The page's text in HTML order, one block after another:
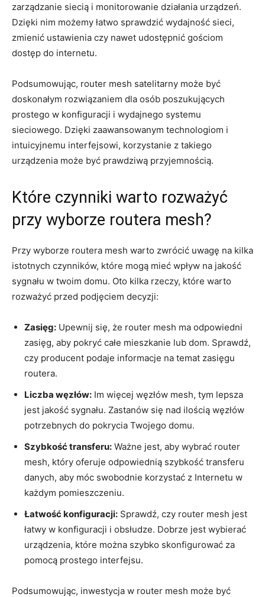
zarządzanie siecią i monitorowanie działania urządzeń.
Dzięki nim możemy łatwo sprawdzić wydajność sieci,
zmienić ustawienia czy nawet udostępnić gościom
dostęp do internetu.
Podsumowując, router mesh satelitarny może być
doskonałym rozwiązaniem dla osób poszukujących
prostego w konfiguracji i wydajnego systemu
sieciowego. Dzięki zaawansowanym technologiom i
intuicyjnemu interfejsowi, korzystanie z takiego
urządzenia może być prawdziwą przyjemnością.
Które czynniki warto rozważyć
przy wyborze routera mesh?
Przy wyborze routera mesh warto zwrócić uwagę na kilka
istotnych czynników, które mogą mieć wpływ na jakość
sygnału w twoim domu. Oto kilka rzeczy, które warto
rozważyć przed podjęciem decyzji:
Zasięg: Upewnij się, że router mesh ma odpowiedni
zasięg, aby pokryć całe mieszkanie lub dom. Sprawdź,
czy producent podaje informacje na temat zasięgu
routera.
Liczba węzłów: Im więcej węzłów mesh, tym lepsza
jest jakość sygnału. Zastanów się nad ilością węzłów
potrzebnych do pokrycia Twojego domu.
Szybkość transferu: Ważne jest, aby wybrać router
mesh, który oferuje odpowiednią szybkość transferu
danych, aby móc swobodnie korzystać z Internetu w
każdym pomieszczeniu.
Łatwość konfiguracji: Sprawdź, czy router mesh jest
łatwy w konfiguracji i obsłudze. Dobrze jest wybierać
urządzenia, które można szybko skonfigurować za
pomocą prostego interfejsu.
Podsumowując, inwestycja w router mesh może być